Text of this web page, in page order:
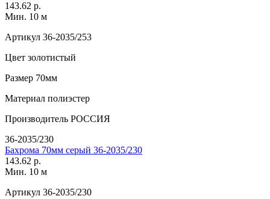
143.62 р.
Мин. 10 м
Артикул 36-2035/253
Цвет золотистый
Размер 70мм
Материал полиэстер
Производитель РОССИЯ
36-2035/230
Бахрома 70мм серый 36-2035/230
143.62 р.
Мин. 10 м
Артикул 36-2035/230